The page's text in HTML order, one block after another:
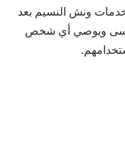
ونش النسيم بعد
تُنسى ويوصي أي شخص